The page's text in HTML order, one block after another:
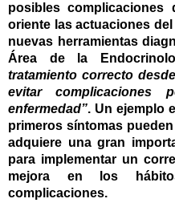
posibles
oriente las actuaciones
nuevas herramientas
Área de la
tratamiento correcto
evitar
enfermedad”. Un ejemplo
primeros síntomas
adquiere una gran
para implementar un
mejora en los
complicaciones.